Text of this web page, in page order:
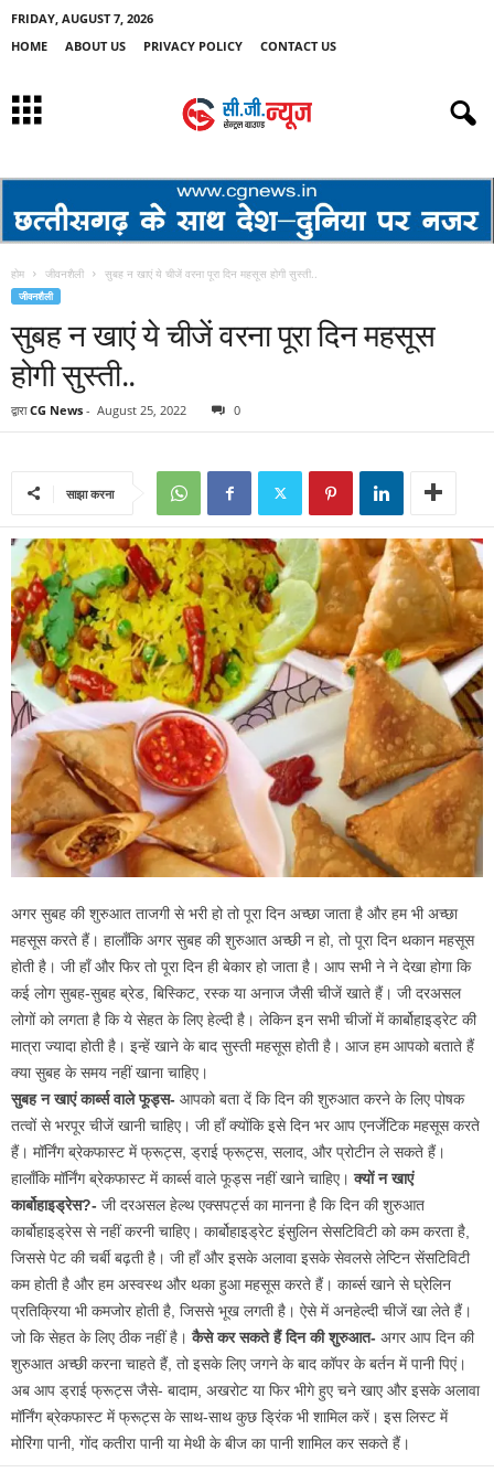
FRIDAY, AUGUST 7, 2026
HOME
ABOUT US PRIVACY POLICY CONTACT US
होम जीवनशैली सुबह न खाएं ये चीजें वरना पूरा दिन महसूस होगी सुस्ती..
जीवनशैली
सुबह न खाएं ये चीजें वरना पूरा दिन महसूस
होगी सुस्ती..
द्वारा CG News - August 25, 2022 0
साझा करना
अगर सुबह की शुरुआत ताजगी से भरी हो तो पूरा दिन अच्छा जाता है और हम भी अच्छा
महसूस करते हैं। हालाँकि अगर सुबह की शुरुआत अच्छी न हो, तो पूरा दिन थकान महसूस
होती है। जी हाँ और फिर तो पूरा दिन ही बेकार हो जाता है। आप सभी ने ने देखा होगा कि
कई लोग सुबह-सुबह ब्रेड, बिस्किट, रस्क या अनाज जैसी चीजें खाते हैं। जी दरअसल
लोगों को लगता है कि ये सेहत के लिए हेल्दी है। लेकिन इन सभी चीजों में कार्बोहाइड्रेट की
मात्रा ज्यादा होती है। इन्हें खाने के बाद सुस्ती महसूस होती है। आज हम आपको बताते हैं
क्या सुबह के समय नहीं खाना चाहिए।
सुबह न खाएं कार्ब्स वाले फूड्स- आपको बता दें कि दिन की शुरुआत करने के लिए पोषक
तत्वों से भरपूर चीजें खानी चाहिए। जी हाँ क्योंकि इसे दिन भर आप एनर्जेटिक महसूस करते
हैं। मॉर्निंग ब्रेकफास्ट में फ्रूट्स, ड्राई फ्रूट्स, सलाद, और प्रोटीन ले सकते हैं।
हालाँकि मॉर्निंग ब्रेकफास्ट में कार्ब्स वाले फूड्स नहीं खाने चाहिए।क्यों न खाएं
कार्बोहाइड्रेस?- जी दरअसल हेल्थ एक्सपर्ट्स का मानना है कि दिन की शुरुआत
कार्बोहाइड्रेस से नहीं करनी चाहिए। कार्बोहाइड्रेट इंसुलिन सेसटिविटी को कम करता है,
जिससे पेट की चर्बी बढ़ती है। जी हाँ और इसके अलावा इसके सेवलसे लेप्टिन सेंसटिविटी
कम होती है और हम अस्वस्थ और थका हुआ महसूस करते हैं। कार्ब्स खाने से घ्रेलिन
प्रतिक्रिया भी कमजोर होती है, जिससे भूख लगती है। ऐसे में अनहेल्दी चीजें खा लेते हैं।
जो कि सेहत के लिए ठीक नहीं है।कैसे कर सकते हैं दिन की शुरुआत- अगर आप दिन की
शुरुआत अच्छी करना चाहते हैं, तो इसके लिए जगने के बाद कॉपर के बर्तन में पानी पिएं।
अब आप ड्राई फ्रूट्स जैसे- बादाम, अखरोट या फिर भीगे हुए चने खाए और इसके अलावा
मॉर्निंग ब्रेकफास्ट में फ्रूट्स के साथ-साथ कुछ ड्रिंक भी शामिल करें। इस लिस्ट में
मोरिंगा पानी, गोंद कतीरा पानी या मेथी के बीज का पानी शामिल कर सकते हैं।